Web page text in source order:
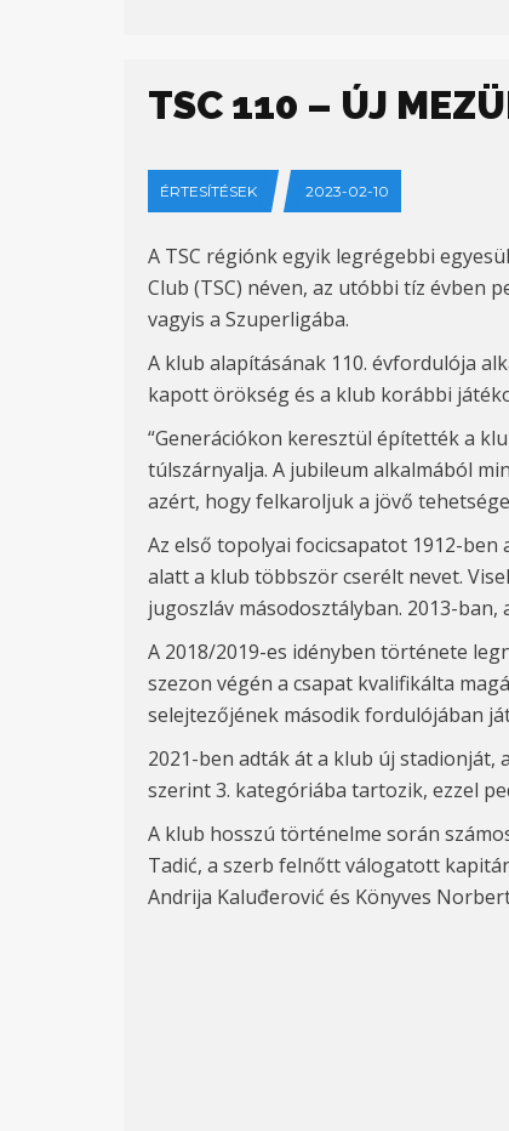
TSC 110 – ÚJ
ÉRTESÍTÉSEK 2023-02-10
A TSC régiónk egyik legrégebbi
Club (TSC) néven, az utóbbi tíz évben
vagyis a Szuperligába.
A klub alapításának 110. évfordulója
kapott örökség és a klub korábbi
“Generációkon keresztül építették a
túlszárnyalja. A jubileum alkalmából
azért, hogy felkaroljuk a jövő
Az első topolyai focicsapatot 1912-ben
alatt a klub többször cserélt nevet.
jugoszláv másodosztályban. 2013-
A 2018/2019-es idényben története
szezon végén a csapat kvalifikálta
selejtezőjének második fordulójában
2021-ben adták át a klub új stadionját,
szerint 3. kategóriába tartozik, ezzel
A klub hosszú történelme során
Tadić, a szerb felnőtt válogatott
Andrija Kaluđerović és Könyves